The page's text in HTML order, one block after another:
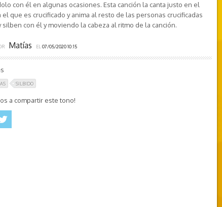
con él en algunas ocasiones. Esta canción la canta justo en el
que es crucificado y anima al resto de las personas crucificadas
silben con él y moviendo la cabeza al ritmo de la canción.
Matías EL 07/05/2020 10:15
SILBIDO
a compartir este tono!